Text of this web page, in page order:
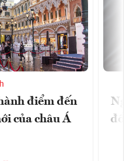
điểm đến
của châu Á
đổi